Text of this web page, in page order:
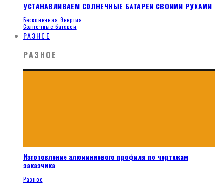
УСТАНАВЛИВАЕМ СОЛНЕЧНЫЕ БАТАРЕИ СВОИМИ РУКАМИ
Бесконечная Энергия
Солнечные батареи
РАЗНОЕ
РАЗНОЕ
Изготовление алюминиевого профиля по чертежам
заказчика
Разное